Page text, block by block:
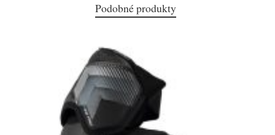
Podobné produkty